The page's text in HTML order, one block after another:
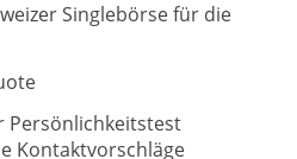
Singlebörse für die
Persönlichkeitstest
Kontaktvorschläge